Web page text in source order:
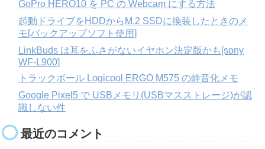
GoPro HERO10 を PC の Webcam にする方法
起動ドライブをHDDからM.2 SSDに換装したときのメ
モ[バックアップソフト使用]
LinkBuds は耳をふさがないイヤホン決定版かも[sony
WF-L900]
トラックボール Logicool ERGO M575 の静音化メモ
Google Pixel5 で USBメモリ(USBマスストレージ)が認
識しない件
最近のコメント